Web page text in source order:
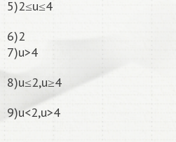
5)2≤u≤4
6)2
7)u>4
8)u≤2,u≥4
9)u<2,u>4